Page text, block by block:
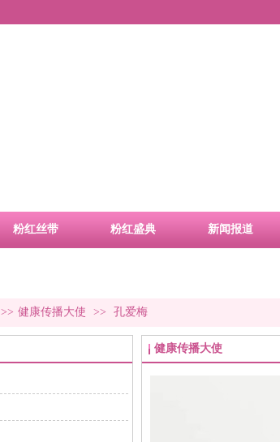
粉红丝带 粉红盛典 新闻报道
>> 健康传播大使 >> 孔爱梅
健康传播大使